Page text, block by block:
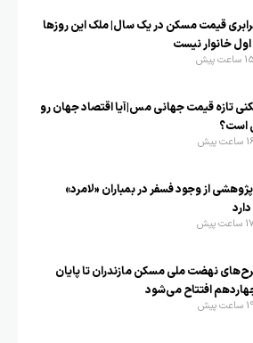
۲ برابری قیمت مسکن در یک سال| ملک این روزها
خانوار نیست
15 ساعت پیش
تازه قیمت جهانی مس|آیا اقتصاد جهان رو
است؟
پیش
از وجود فسفر در بمباران «لامرد»
17 ساعت پیش
نهضت ملی مسکن مازندران تا پایان
افتتاح می‌شود
پیش